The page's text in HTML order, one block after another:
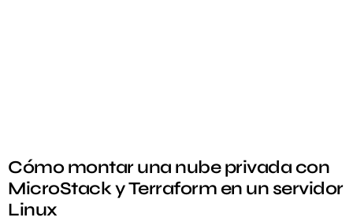
Cómo montar una nube privada con
MicroStack y Terraform en un servidor
Linux